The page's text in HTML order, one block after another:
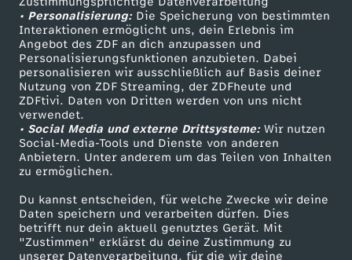
• Personalisierung:Die Speicherung von bestimmten
Interaktionen ermöglicht uns, dein Erlebnis im
Angebot des ZDF an dich anzupassen und
Personalisierungsfunktionen anzubieten. Dabei
personalisieren wir ausschließlich auf Basis deiner
Nutzung von ZDF Streaming, der ZDFheute und
ZDFtivi. Daten von Dritten werden von uns nicht
verwendet.
• Social Media und externe Drittsysteme:Wir nutzen
Social-Media-Tools und Dienste von anderen
Anbietern. Unter anderem um das Teilen von Inhalten
zu ermöglichen.
Du kannst entscheiden, für welche Zwecke wir deine
Daten speichern und verarbeiten dürfen. Dies
betrifft nur dein aktuell genutztes Gerät. Mit
"Zustimmen" erklärst du deine Zustimmung zu
unserer Datenverarbeitung, für die wir deine
r
s
c
h
w
u
Sendungen A-Z
TV-Programm
Hilfe
ZDF Unternehmen
Karriere
ZDF goes Schule
Werbefernsehen